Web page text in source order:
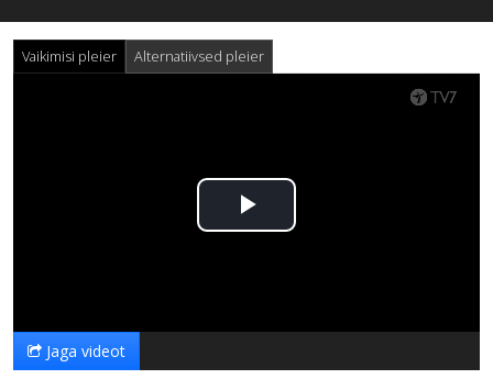
Vaikimisi pleier Alternatiivsed pleier
Esita
Jaga videot